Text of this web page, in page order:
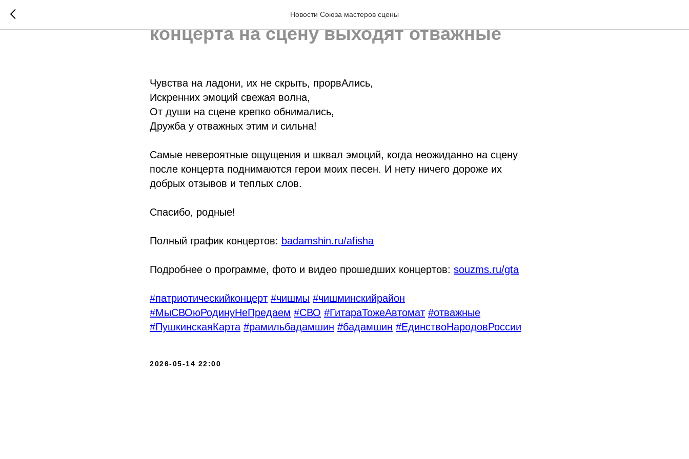
Новости Союза мастеров сцены
Самые искренние эмоции, когда после
концерта на сцену выходят отважные
Чувства на ладони, их не скрыть, прорвАлись,
Искренних эмоций свежая волна,
От души на сцене крепко обнимались,
Дружба у отважных этим и сильна!
Самые невероятные ощущения и шквал эмоций, когда неожиданно на сцену
после концерта поднимаются герои моих песен. И нету ничего дороже их
добрых отзывов и теплых слов.
Спасибо, родные!
Полный график концертов: badamshin.ru/afisha
Подробнее о программе, фото и видео прошедших концертов: souzms.ru/gta
#патриотическийконцерт #чишмы #чишминскийрайон
#МыСВОюРодинуНеПредаем #СВО #ГитараТожеАвтомат #отважные
#ПушкинскаяКарта #рамильбадамшин #бадамшин #ЕдинствоНародовРоссии
2026-05-14 22:00